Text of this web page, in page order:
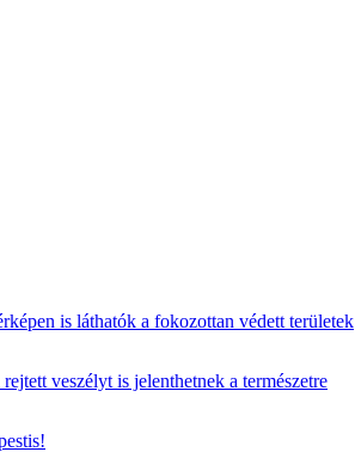
is láthatók a fokozottan védett területek
veszélyt is jelenthetnek a természetre